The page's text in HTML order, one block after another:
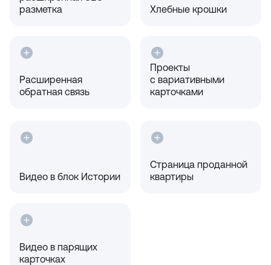
разметка
Хлебные крошки
Расширенная
обратная связь
Проекты
с вариативными
карточками
Видео в блок Истории
Страница проданной
квартиры
Видео в парящих
карточках